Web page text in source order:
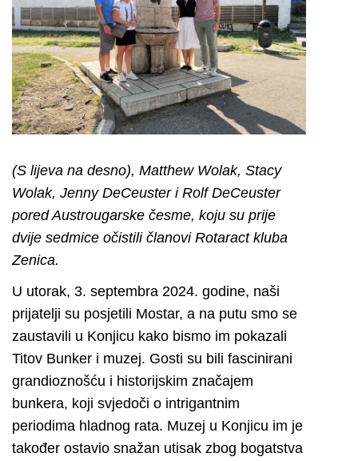
(S lijeva na desno), Matthew Wolak, Stacy
Wolak, Jenny DeCeuster i Rolf DeCeuster
pored Austrougarske česme, koju su prije
dvije sedmice očistili članovi Rotaract kluba
Zenica.
U utorak, 3. septembra 2024. godine, naši
prijatelji su posjetili Mostar, a na putu smo se
zaustavili u Konjicu kako bismo im pokazali
Titov Bunker i muzej. Gosti su bili fascinirani
grandioznošću i historijskim značajem
bunkera, koji svjedoči o intrigantnim
periodima hladnog rata. Muzej u Konjicu im je
također ostavio snažan utisak zbog bogatstva